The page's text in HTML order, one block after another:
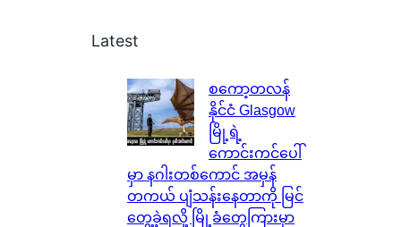
Latest
စကော့တလန်
နိုင်ငံ Glasgow
မြို့ရဲ့
ကောင်းကင်ပေါ်
မှာ နဂါးတစ်ကောင် အမှန်
တကယ် ပျံသန်းနေတာကို မြင်
တွေ့ခဲ့ရလို့ မြို့ခံတွေကြားမှာ